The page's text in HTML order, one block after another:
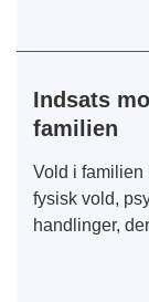
Indsats
familien
Vold i familien
fysisk vold,
handlinger,